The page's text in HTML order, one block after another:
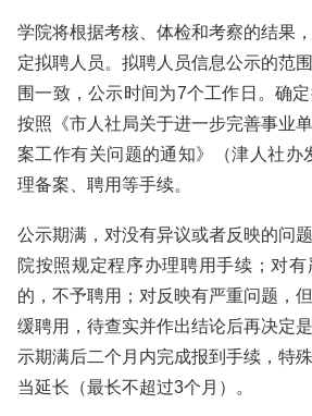
学院将根据考核、体检和考察的结果
定拟聘人员。拟聘人员信息公示的范
围一致，公示时间为7个工作日。确
按照《市人社局关于进一步完善事业
案工作有关问题的通知》（津人社办
理备案、聘用等手续。
公示期满，对没有异议或者反映的问
院按照规定程序办理聘用手续；对
的，不予聘用；对反映有严重问题，
缓聘用，待查实并作出结论后再决定
示期满后二个月内完成报到手续，特
当延长（最长不超过3个月）。